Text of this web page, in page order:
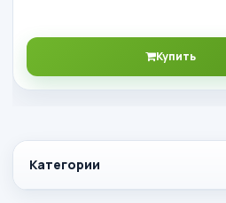
Категории
Купить